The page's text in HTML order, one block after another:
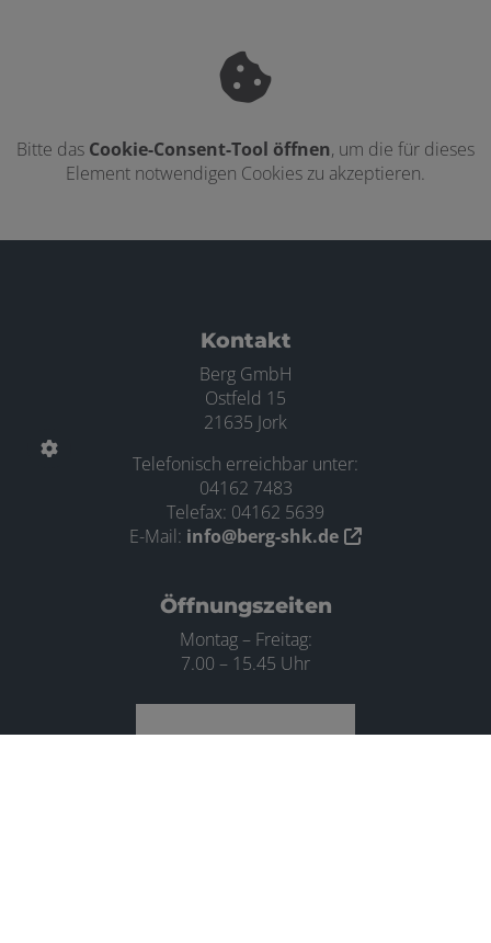
Bitte das Cookie-Consent-Tool öffnen, um die für dieses
Element notwendigen Cookies zu akzeptieren.
Kontakt
Berg GmbH
Ostfeld 15
21635 Jork
Telefonisch erreichbar unter:
04162 7483
Telefax: 04162 5639
E-Mail: info@berg-shk.de
Öffnungszeiten
Montag – Freitag:
7.00 – 15.45 Uhr